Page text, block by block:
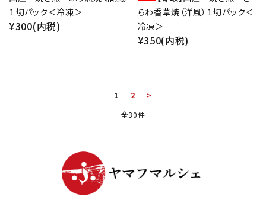
１切パック＜冷凍＞
¥300(内税)
らわ香草焼（洋風）１切パック＜
冷凍＞
¥350(内税)
1 2
>
全30件